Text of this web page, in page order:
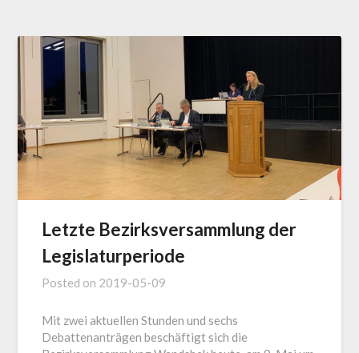
Letzte Bezirksversammlung der
Legislaturperiode
Posted on 2019-05-09
Mit zwei aktuellen Stunden und sechs
Debattenanträgen beschäftigt sich die